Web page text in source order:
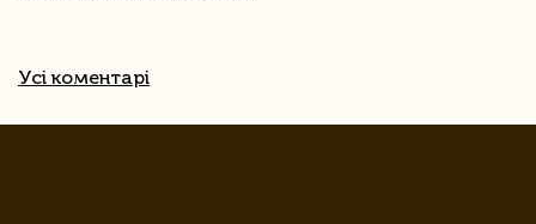
Усі коментарі